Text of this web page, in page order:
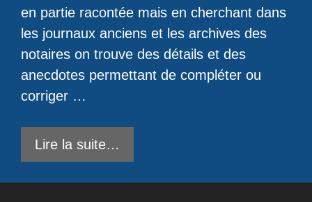
en partie racontée mais en cherchant dans
les journaux anciens et les archives des
notaires on trouve des détails et des
anecdotes permettant de compléter ou
corriger …
Lire la suite…